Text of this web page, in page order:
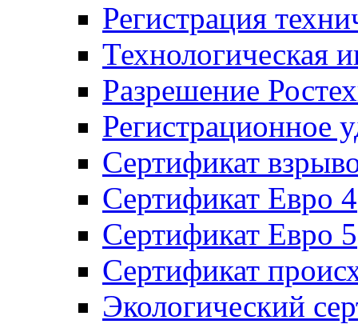
Регистрация
Технологическая
Разрешение
Регистрационное
Сертификат
Сертификат Евро 4
Сертификат Евро 5
Сертификат
Экологический